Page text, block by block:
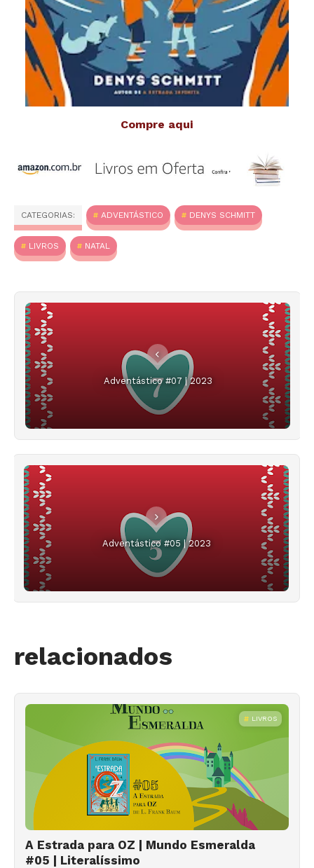
Compre aqui
CATEGORIAS: ADVENTÁSTICO DENYS SCHMITT
LIVROS NATAL
Adventástico #07 | 2023
Adventástico #05 | 2023
relacionados
LIVROS
A Estrada para OZ | Mundo Esmeralda
#05 | Literalíssimo